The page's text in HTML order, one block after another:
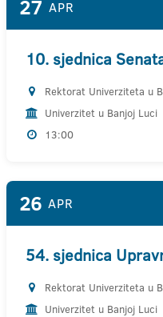
27 APR
10. sjednica
Rektorat Univerziteta u
Univerzitet u Banjoj Luci
13:00
26 APR
54. sjednica
Rektorat Univerziteta u
Univerzitet u Banjoj Luci